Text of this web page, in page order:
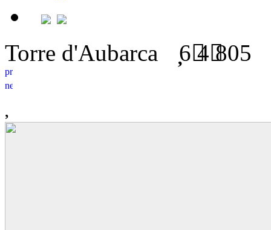
Torre d'Aubarca 6 4 805